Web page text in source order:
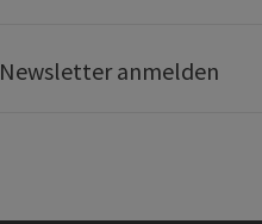
Newsletter anmelden